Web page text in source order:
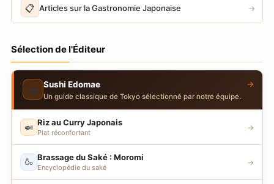
📋 Articles sur la Gastronomie Japonaise →
Sélection de l'Éditeur
🍣 Sushi Edomae
Un guide classique de Tokyo sélectionné par notre équipe.
→
🍛 Riz au Curry Japonais
Plat réconfortant
→
🍶 Brassage du Saké : Moromi
Encyclopédie du saké
→